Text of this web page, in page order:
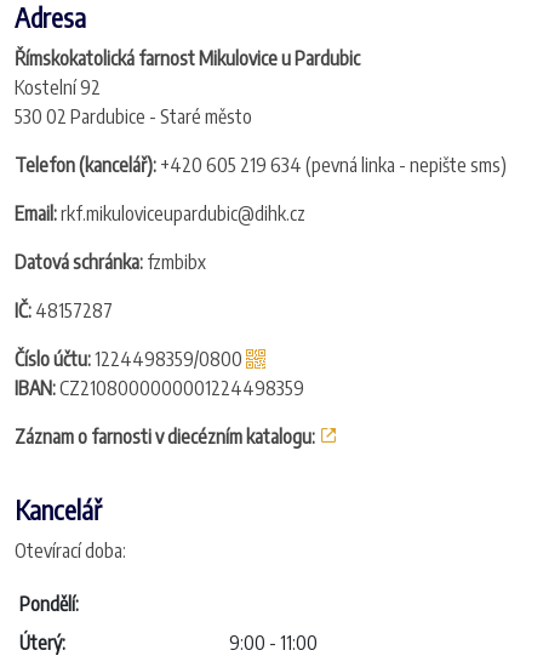
Adresa
Římskokatolická farnost Mikulovice u Pardubic
Kostelní 92
530 02 Pardubice - Staré město
Telefon (kancelář): +420 605 219 634 (pevná linka - nepište sms)
Email:rkf.mikuloviceupardubic@dihk.cz
Datová schránka: fzmbibx
IČ: 48157287
Číslo účtu:1224498359/0800
IBAN:CZ2108000000001224498359
Záznam o farnosti v diecézním katalogu:
Kancelář
Otevírací doba:
Pondělí:
Úterý:
9:00 - 11:00